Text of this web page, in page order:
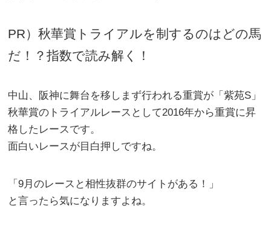
PR）秋華賞トライアルを制するのはどの馬
だ！？指数で読み解く！
中山、阪神に舞台を移しまず行われる重賞が「紫苑S 」
秋華賞のトライアルレースとして2016年から重賞に昇
格したレースです。
面白いレースが目白押しですね。
「9月のレースと相性抜群のサイトがある！
」
と言ったら気になりますよね。